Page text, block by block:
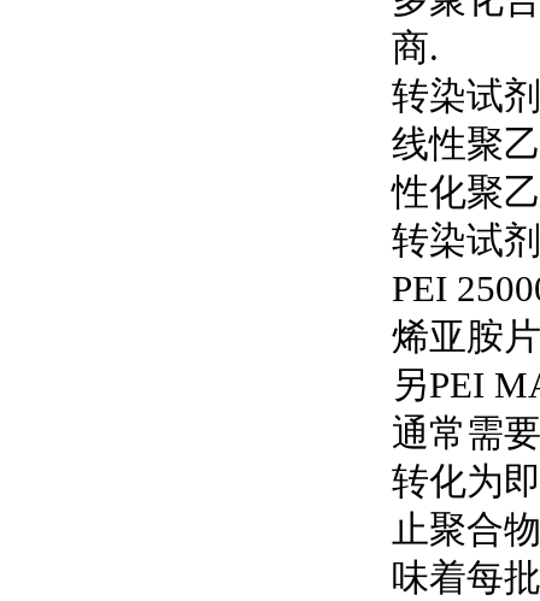
商.
转染试
线性聚
性化聚
转染试
PEI
烯亚胺
另PEI
通常需
转化为
止聚合
味着每